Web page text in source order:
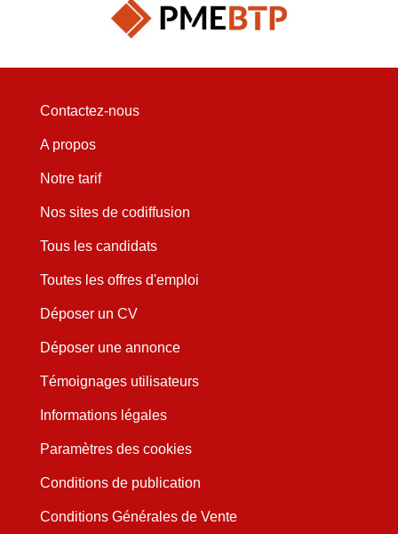
Contactez-nous
A propos
Notre tarif
Nos sites de codiffusion
Tous les candidats
Toutes les offres d'emploi
Déposer un CV
Déposer une annonce
Témoignages utilisateurs
Informations légales
Paramètres des cookies
Conditions de publication
Conditions Générales de Vente